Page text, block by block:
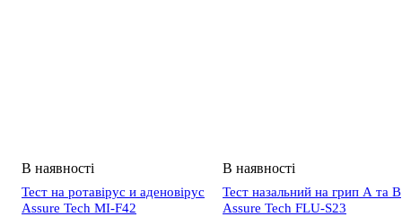
Тест на ротавірус и аденовірус
Assure Tech MI-F42
Тест назальний на грип А та В
Assure Tech FLU-S23